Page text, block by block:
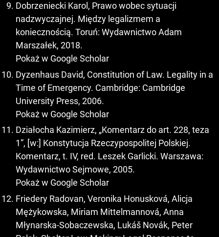
Dobrzeniecki Karol, Prawo wobec sytuacji
nadzwyczajnej. Między legalizmem a
koniecznością. Toruń: Wydawnictwo Adam
Marszałek, 2018.
Pokaż w Google Scholar
Dyzenhaus David, Constitution of Law. Legality in a
Time of Emergency. Cambridge: Cambridge
University Press, 2006.
Pokaż w Google Scholar
Działocha Kazimierz, „Komentarz do art. 228, teza
1”, [w:] Konstytucja Rzeczypospolitej Polskiej.
Komentarz, t. IV, red. Leszek Garlicki. Warszawa:
Wydawnictwo Sejmowe, 2005.
Pokaż w Google Scholar
Friedery Radovan, Veronika Honusková, Alicja
Mężykowska, Miriam Mittelmannová, Anna
Młynarska-Sobaczewska, Lukáš Novák, Peter